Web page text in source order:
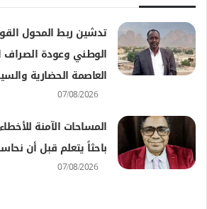
تدشين ربط المحول
الوطني وعودة الصراف
العاصمة الحضارية
07/08/2026
المساحات الآمنة
باحثاً يتعلم قبل أن
07/08/2026